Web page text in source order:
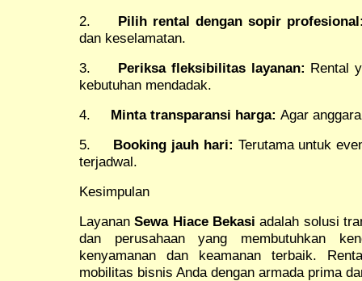
2. Pilih rental dengan sopir
dan keselamatan.
3. Periksa fleksibilitas layanan: Rental
kebutuhan mendadak.
4. Minta transparansi harga: Agar
5. Booking jauh hari: Terutama untuk
terjadwal.
Kesimpulan
LayananSewa Hiace Bekasi adalah solusi
dan perusahaan yang membutuhkan
kenyamanan dan keamanan terbaik.
mobilitas bisnis Anda dengan armada prima